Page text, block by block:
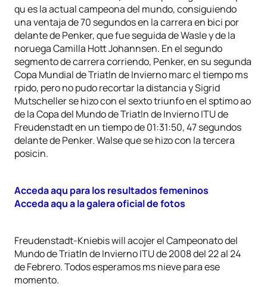
qu es la actual campeona del mundo, consiguiendo
una ventaja de 70 segundos en la carrera en bici por
delante de Penker, que fue seguida de Wasle y de la
noruega Camilla Hott Johannsen. En el segundo
segmento de carrera corriendo, Penker, en su segunda
Copa Mundial de Triatln de Invierno marc el tiempo ms
rpido, pero no pudo recortar la distancia y Sigrid
Mutscheller se hizo con el sexto triunfo en el sptimo ao
de la Copa del Mundo de Triatln de Invierno ITU de
Freudenstadt en un tiempo de 01:31:50, 47 segundos
delante de Penker. Walse que se hizo con la tercera
posicin.
Acceda aqu para los resultados femeninos
Acceda aqu a la galera oficial de fotos
Freudenstadt-Kniebis will acojer el Campeonato del
Mundo de Triatln de Invierno ITU de 2008 del 22 al 24
de Febrero. Todos esperamos ms nieve para ese
momento.